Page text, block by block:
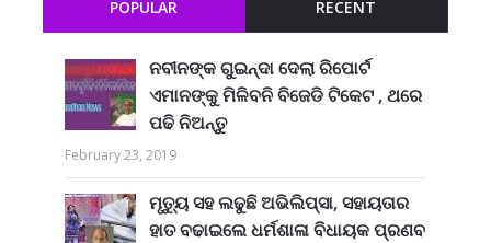
POPULAR RECENT
ନବୀନଙ୍କ ଗୁଇନ୍ଦା ଦେଲା ରିପୋର୍ଟ
ଏମାନଙ୍କୁ ମିଳିବନି ବିଜେଡି ଟିକେଟ , ଥରେ
ପଢି ନିଅନ୍ତୁ
February 23, 2019
ମୃତ୍ୟୁ ସହ ଲଢୁଛି ଅଭିଲିପ୍ସା, ସହାୟତାର
ହାତ ବଢାଇଲେ ଧର୍ମଶାଳା ବିଧାୟକ ପ୍ରଣବ